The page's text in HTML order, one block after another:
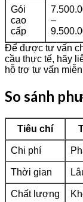
Gói
cao
cấp
–
Để được tư vấn
cầu thực tế, hãy
hỗ trợ tư vấn
So sánh
Tiêu chí
Chi phí
Thời gian
Chất lượng